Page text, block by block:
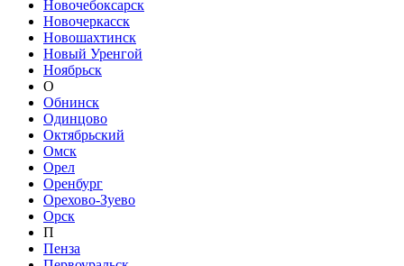
Новочебоксарск
Новочеркасск
Новошахтинск
Новый Уренгой
Ноябрьск
О
Обнинск
Одинцово
Октябрьский
Омск
Орел
Оренбург
Орехово-Зуево
Орск
П
Пенза